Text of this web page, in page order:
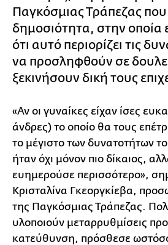
Παγκόσμιας Τράπεζας
δημοσιότητα, στην οποία
ότι αυτό περιορίζει τις
να προσληφθούν σε
ξεκινήσουν δική τους
«Αν οι γυναίκες είχαν ίσες
άνδρες) το οποίο θα τους
το μέγιστο των δυνατοτήτων
ήταν όχι μόνον πιο δίκαιος,
ευημερούσε περισσότερο»,
Κρισταλίνα Γκεοργκίεβα,
της Παγκόσμιας Τράπεζας.
υλοποιούν μεταρρυθμίσεις
κατεύθυνση, πρόσθεσε